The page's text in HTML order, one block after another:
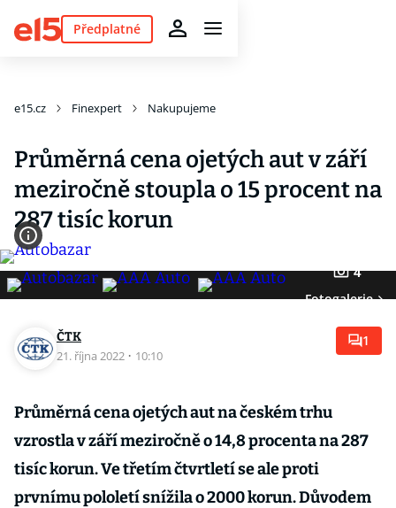
Předplatné
e15.cz Finexpert Nakupujeme
Průměrná cena ojetých aut v září
meziročně stoupla o 15 procent na
287 tisíc korun
4
Fotogalerie
ČTK
21. října 2022 · 10:10
1
Průměrná cena ojetých aut na českém trhu
vzrostla v září meziročně o 14,8 procenta na 287
tisíc korun. Ve třetím čtvrtletí se ale proti
prvnímu pololetí snížila o 2000 korun. Důvodem